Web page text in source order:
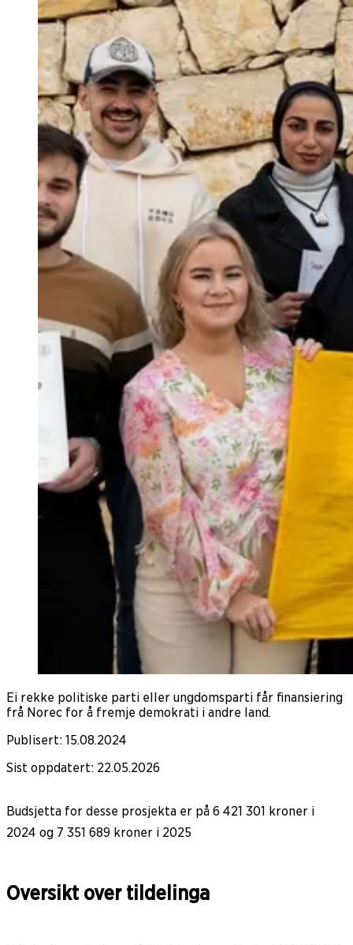
Ei rekke politiske parti eller ungdomsparti får finansiering
frå Norec for å fremje demokrati i andre land.
Publisert: 15.08.2024
Sist oppdatert: 22.05.2026
Budsjetta for desse prosjekta er på 6 421 301 kroner i
2024 og 7 351 689 kroner i 2025
Oversikt over tildelinga